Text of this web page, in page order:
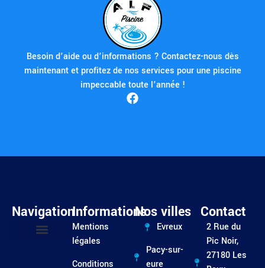
Besoin d’aide ou d’informations ? Contactez-nous dès
maintenant et profitez de nos services pour une piscine
impeccable toute l’année !
NavigationInformations
Mentions
légales
Conditions
Nos villes
Evreux
Pacy-sur-
eure
Contact
2 Rue du
Pic Noir,
27180 Les